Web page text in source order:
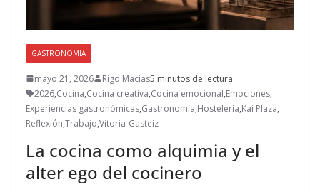
GASTRONOMIA
mayo 21, 2026 Rigo Macías5 minutos de lectura
2026,Cocina,Cocina creativa,Cocina emocional,Emociones,
Experiencias gastronómicas,Gastronomía,Hostelería,Kai Plaza,
Reflexión,Trabajo,Vitoria-Gasteiz
La cocina como alquimia y el
alter ego del cocinero